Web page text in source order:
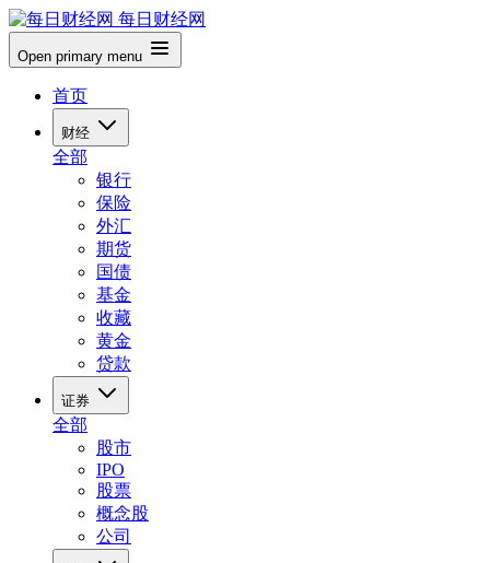
每日财经网
Open primary menu
首页
财经
全部
银行
保险
外汇
期货
国债
基金
收藏
黄金
贷款
证券
全部
股市
IPO
股票
概念股
公司